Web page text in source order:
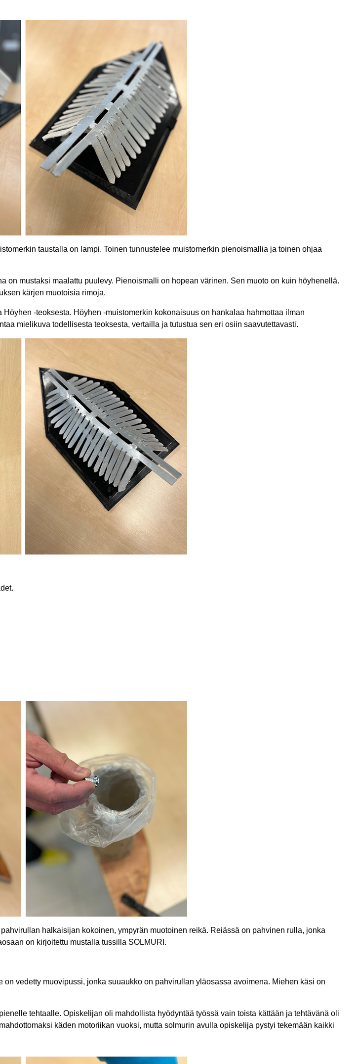
taustalla on lampi. Toinen tunnustelee muistomerkin pienoismallia ja toinen ohjaa
mustaksi maalattu puulevy. Pienoismalli on hopean värinen. Sen muoto on kuin höyhenellä.
kärjen muotoisia rimoja.
-teoksesta. Höyhen -muistomerkin kokonaisuus on hankalaa hahmottaa ilman
mielikuva todellisesta teoksesta, vertailla ja tutustua sen eri osiin saavutettavasti.
halkaisijan kokoinen, ympyrän muotoinen reikä. Reiässä on pahvinen rulla, jonka
on kirjoitettu mustalla tussilla SOLMURI.
vedetty muovipussi, jonka suuaukko on pahvirullan yläosassa avoimena. Miehen käsi on
tehtaalle. Opiskelijan oli mahdollista hyödyntää työssä vain toista kättään ja tehtävänä oli
käden motoriikan vuoksi, mutta solmurin avulla opiskelija pystyi tekemään kaikki